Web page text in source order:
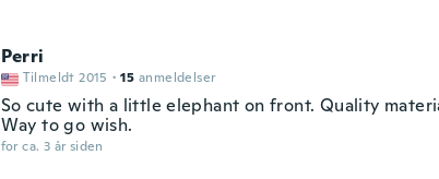
Perri
Tilmeldt 2015 · 15 anmeldelser
So cute with a little elephant on front. Quality
Way to go wish.
for ca. 3 år siden